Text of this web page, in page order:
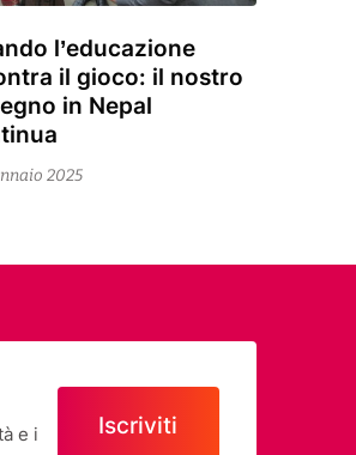
l’educazione
il gioco: il nostro
in Nepal
2025
e i Iscriviti